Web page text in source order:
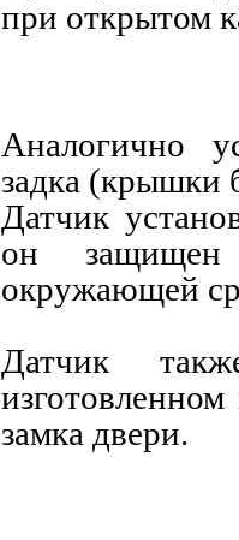
при открытом
Аналогично
задка (крышки
Датчик
он защищен
окружающей
Датчик
замка двери.